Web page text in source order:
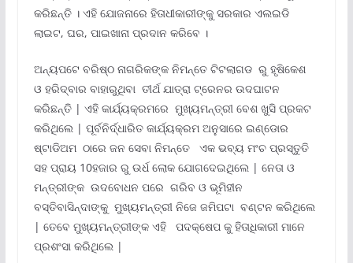
କରିଛନ୍ତି । ଏହି ଯୋଜନାରେ ହିତାଧୀକାରୀଙ୍କୁ ସରକାର ଏଲଇଡି
ଲାଇଟ, ଘର, ପାଇଖାନା ପ୍ରଦାନ କରିବେ ।
ଅନ୍ୟପଟେ ବରିଷ୍ଠ ନାଗରିକଙ୍କ ନିମନ୍ତେ ଟିଟଲାଗଡ ରୁ ହୃଷିକେଶ
ଓ ହରିଦ୍ବାର ବାହାରୁଥିବା ତୀର୍ଥ ଯାତ୍ରା ଟ୍ରେନର ଉଦଘାଟନ
କରିଛନ୍ତି | ଏହି କାର୍ଯ୍ୟକ୍ରମରେ ମୁଖ୍ୟମନ୍ତ୍ରୀ ବେଶ ଖୁସି ପ୍ରକଟ
କରିଥିଲେ | ପୂର୍ବନିର୍ଦ୍ଧାରିତ କାର୍ଯ୍ୟକ୍ରମ ଅନୁସାରେ ଇଣ୍ଡୋର
ଷ୍ଟାଡିଅମ ଠାରେ ଜନ ସେବା ନିମନ୍ତେ ଏକ ଭବ୍ୟ ମଂଚ ପ୍ରସ୍ତୁତି
ସହ ପ୍ରାୟ 10ହଜାର ରୁ ଉର୍ଧ ଲୋକ ଯୋଗଦେଇଥିଲେ | ନେତା ଓ
ମନ୍ତ୍ରୀଙ୍କ ଉଦବୋଧନ ପରେ ଗରିବ ଓ ଭୂମିହୀନ
ବସ୍ତିବାସିନ୍ଦାଙ୍କୁ ମୁଖ୍ୟମନ୍ତ୍ରୀ ନିଜେ ଜମିପଟା ବଣ୍ଟନ କରିଥିଲେ
| ତେବେ ମୁଖ୍ୟମନ୍ତ୍ରୀଙ୍କ ଏହି ପଦକ୍ଷେପ କୁ ହିତାଧିକାରୀ ମାନେ
ପ୍ରଶଂସା କରିଥିଲେ |